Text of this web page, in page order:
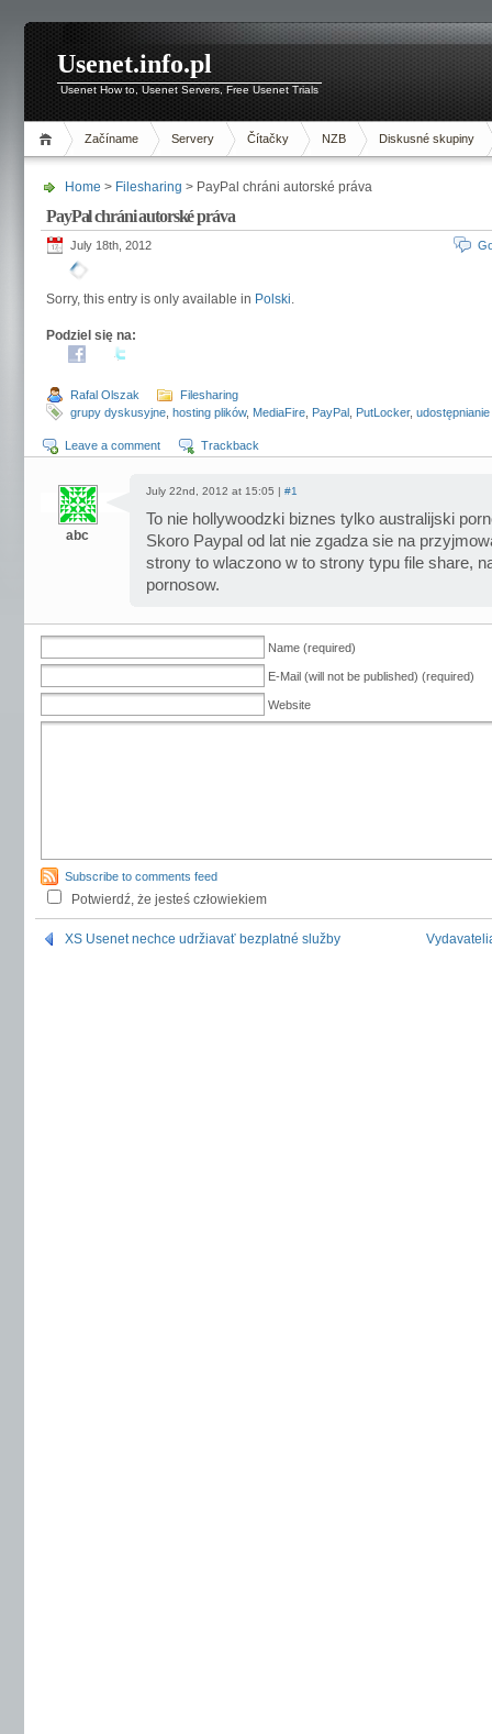
Usenet.info.pl
Usenet How to, Usenet Servers, Free Usenet Trials
Začíname Servery Čítačky NZB Diskusné skupiny
Home > Filesharing > PayPal chráni autorské práva
PayPal chráni autorské práva
July 18th, 2012
Sorry, this entry is only available in Polski.
Podziel się na:
Rafal Olszak
Filesharing
grupy dyskusyjne hosting plików, MediaFire PayPal PutLocker, udostępnianie
Leave a comment Trackback
abc
July 22nd, 2012 at 15:05 | #1
To nie hollywoodzki biznes tylko australijski
Skoro Paypal od lat nie zgadza sie na
strony to wlaczono w to strony typu file share,
pornosow.
Name (required)
E-Mail (will not be published) (required)
Website
Subscribe to comments feed
Potwierdź, że jesteś człowiekiem
XS Usenet nechce udržiavať bezplatné služby